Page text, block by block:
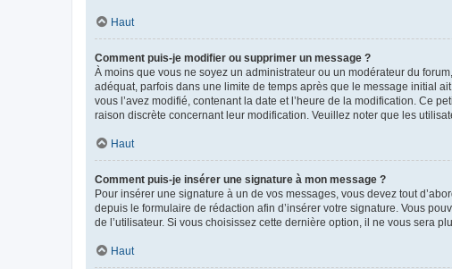
Haut
Comment puis-je modifier ou supprimer un message ?
À moins que vous ne soyez un administrateur ou un modérateur du
adéquat, parfois dans une limite de temps après que le message initial
vous l’avez modifié, contenant la date et l’heure de la modification. Ce
raison discrète concernant leur modification. Veuillez noter que les
Haut
Comment puis-je insérer une signature à mon message ?
Pour insérer une signature à un de vos messages, vous devez tout
depuis le formulaire de rédaction afin d’insérer votre signature. Vous
de l’utilisateur. Si vous choisissez cette dernière option, il ne vous sera
Haut